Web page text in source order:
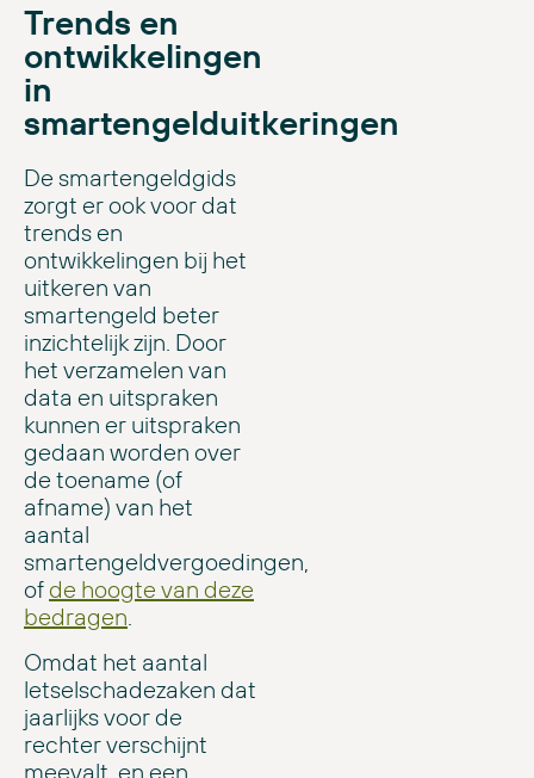
Trends en
ontwikkelingen
in
smartengelduitkeringen
De smartengeldgids
zorgt er ook voor dat
trends en
ontwikkelingen bij het
uitkeren van
smartengeld beter
inzichtelijk zijn. Door
het verzamelen van
data en uitspraken
kunnen er uitspraken
gedaan worden over
de toename (of
afname) van het
aantal
smartengeldvergoedingen,
of de hoogte van deze
bedragen.
Omdat het aantal
letselschadezaken dat
jaarlijks voor de
rechter verschijnt
meevalt, en een